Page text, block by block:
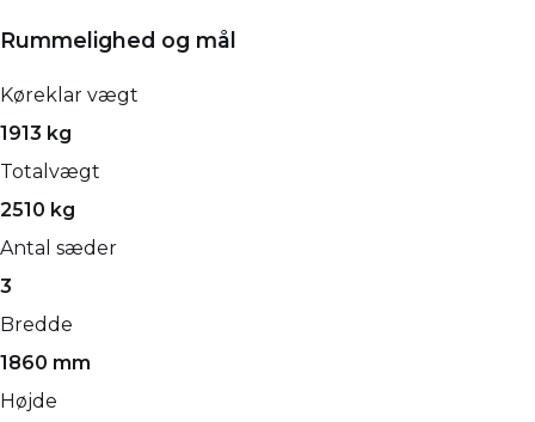
Rummelighed og mål
Køreklar vægt
1913 kg
Totalvægt
2510 kg
Antal sæder
3
Bredde
1860 mm
Højde